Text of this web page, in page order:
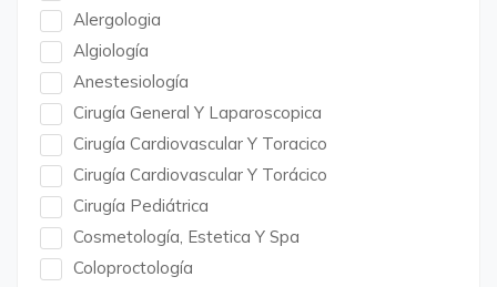
Alergologia
Algiología
Anestesiología
Cirugía General Y Laparoscopica
Cirugía Cardiovascular Y Toracico
Cirugía Cardiovascular Y Torácico
Cirugía Pediátrica
Cosmetología, Estetica Y Spa
Coloproctología